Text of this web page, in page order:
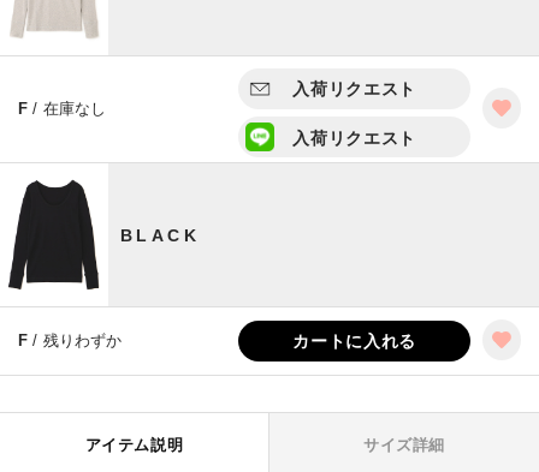
F / 在庫なし
入荷リクエスト
入荷リクエスト
BLACK
F / 残りわずか カートに入れる
アイテム説明 サイズ詳細